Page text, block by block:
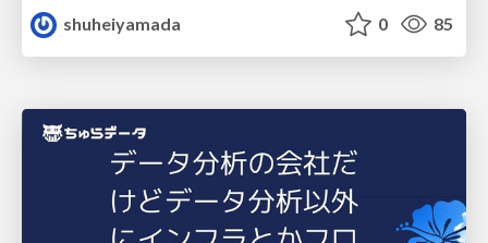
shuheiyamada 0 85